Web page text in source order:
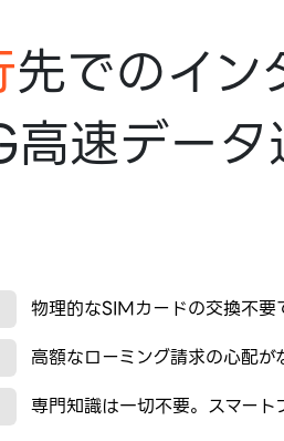
先でのイン
速データ
物理的なSIMカードの交換不要
高額なローミング請求の心配
専門知識は一切不要。スマー